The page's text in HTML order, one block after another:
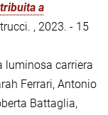
a
, 2023. - 15
luminosa carriera
Ferrari, Antonio
Battaglia,